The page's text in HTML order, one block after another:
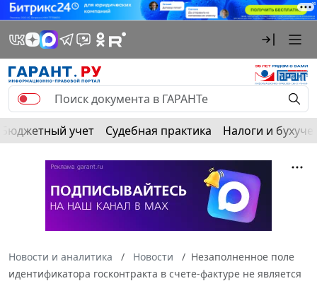
Бюджетный учет Судебная практика Налоги и
Новости и аналитика Новости
Незаполненное поле
идентификатора госконтракта в счете-фактуре не является